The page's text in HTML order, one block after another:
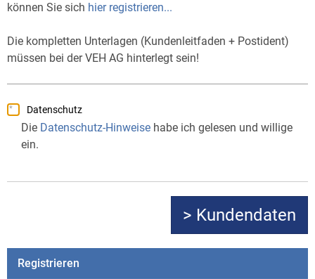
können Sie sich hier registrieren...
Die kompletten Unterlagen (Kundenleitfaden + Postident)
müssen bei der VEH AG hinterlegt sein!
Datenschutz
Die Datenschutz-Hinweise habe ich gelesen und willige
ein.
Registrieren